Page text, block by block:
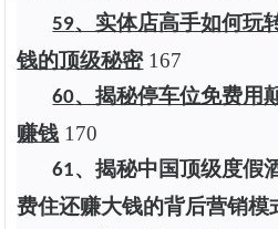
59、实体店高手如何玩
钱的顶级秘密 167
60、揭秘停车位免费用
赚钱 1 70
61、揭秘中国顶级度假
费住还赚大钱的背后营销模